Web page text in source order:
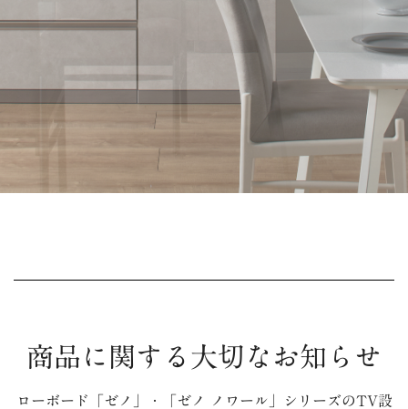
商品に関する大切なお知らせ
ローボード「ゼノ」・「ゼノ ノワール」シリーズのTV設